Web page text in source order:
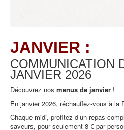
JANVIER :
COMMUNICATION
JANVIER 2026
Découvrez nos menus de janvier !
En janvier 2026, réchauffez-vous à la
Chaque midi, profitez d’un repas
saveurs, pour seulement 8 € par